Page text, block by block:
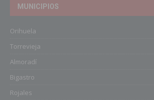
MUNICIPIOS
Orihuela
Torrevieja
Almoradí
Bigastro
Rojales